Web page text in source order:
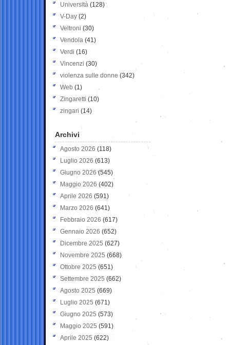
Università (128)
V-Day (2)
Veltroni (30)
Vendola (41)
Verdi (16)
Vincenzi (30)
violenza sulle donne (342)
Web (1)
Zingaretti (10)
zingari (14)
Archivi
Agosto 2026 (118)
Luglio 2026 (613)
Giugno 2026 (545)
Maggio 2026 (402)
Aprile 2026 (591)
Marzo 2026 (641)
Febbraio 2026 (617)
Gennaio 2026 (652)
Dicembre 2025 (627)
Novembre 2025 (668)
Ottobre 2025 (651)
Settembre 2025 (662)
Agosto 2025 (669)
Luglio 2025 (671)
Giugno 2025 (573)
Maggio 2025 (591)
Aprile 2025 (622)